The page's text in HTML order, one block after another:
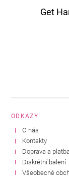
Get
ODKAZY
O nás
Kontakty
Doprava a platba
Diskrétní balení
Všeobecné